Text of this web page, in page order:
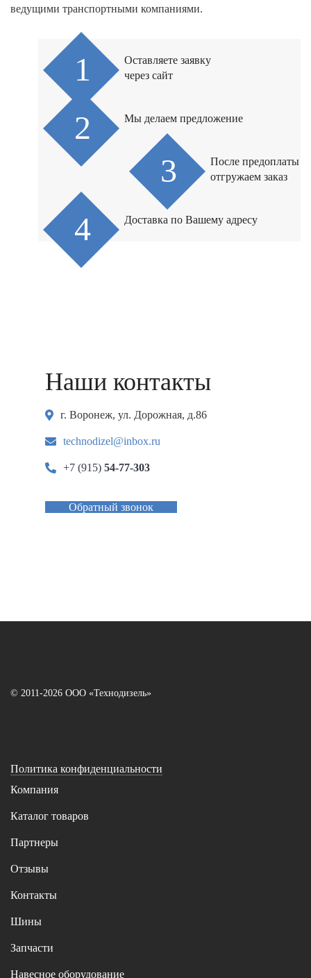
ведущими транспортными компаниями.
Оставляете заявку
через сайт
Мы делаем предложение
После предоплаты
отгружаем заказ
Доставка по Вашему адресу
Наши контакты
г. Воронеж, ул. Дорожная, д.86
technodizel@inbox.ru
+7 (915) 54-77-303
Обратный звонок
© 2011-2026 ООО «Технодизель»
Политика конфиденциальности
Компания
Каталог товаров
Партнеры
Отзывы
Контакты
Шины
Запчасти
Навесное оборудование